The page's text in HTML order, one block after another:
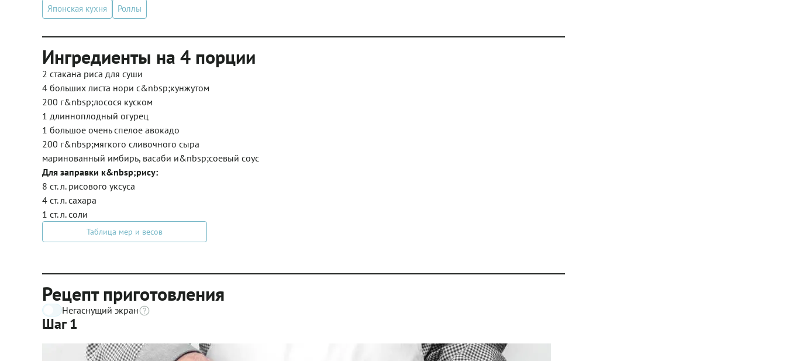
Японская кухня Роллы
Ингредиенты на 4 порции
2 стакана риса для суши
4 больших листа нори с&nbsp;кунжутом
200 г&nbsp;лосося куском
1 длинноплодный огурец
1 большое очень спелое авокадо
200 г&nbsp;мягкого сливочного сыра
маринованный имбирь, васаби и&nbsp;соевый соус
Для заправки к&nbsp;рису:
8 ст. л. рисового уксуса
4 ст. л. сахара
1 ст. л. соли
Таблица мер и весов
Рецепт приготовления
Негаснущий экран
Шаг 1